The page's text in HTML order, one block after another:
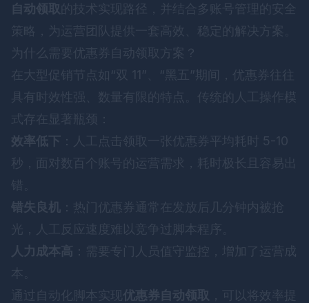
自动领取 的技术实现路径，并结合多账号管理的安全
策略，为运营团队提供一套高效、稳定的解决方案。
为什么需要优惠券自动领取方案？
在大型促销节点如“双 11”、“黑五”期间，优惠券往往
具有时效性强、数量有限的特点。传统的人工操作模
式存在显著瓶颈：
效率低下 ：人工点击领取一张优惠券平均耗时 5-10
秒，面对数百个账号的运营需求，耗时极长且容易出
错。
错失良机 ：热门优惠券通常在发放后几分钟内被抢
光，人工反应速度难以竞争过脚本程序。
人力成本高 ：需要专门人员值守监控，增加了运营成
本。
通过自动化脚本实现 优惠券自动领取 ，可以将效率提